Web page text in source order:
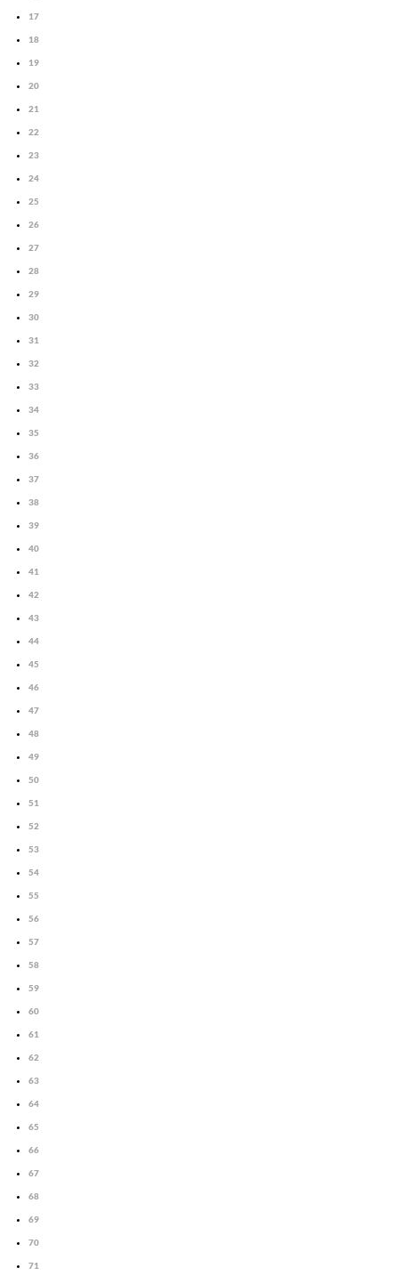
17
18
19
20
21
22
23
24
25
26
27
28
29
30
31
32
33
34
35
36
37
38
39
40
41
42
43
44
45
46
47
48
49
50
51
52
53
54
55
56
57
58
59
60
61
62
63
64
65
66
67
68
69
70
71